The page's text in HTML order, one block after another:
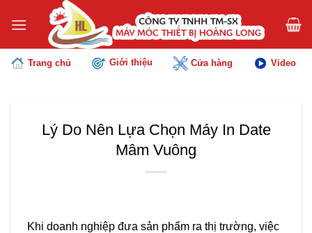
đến
dung Trang chủ Giới thiệu Cửa hàng Video
Lý Do Nên Lựa Chọn Máy In Date
Mâm Vuông
Khi doanh nghiệp đưa sản phẩm ra thị trường, việc